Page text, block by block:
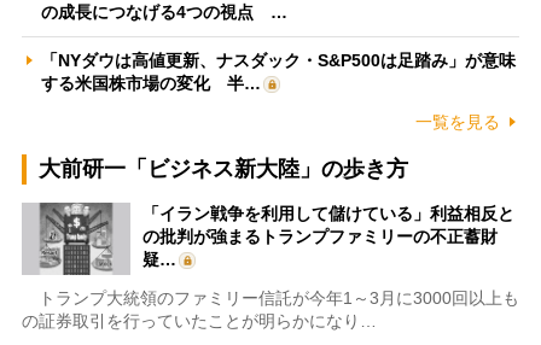
の成長につなげる4つの視点 …
「NYダウは高値更新、ナスダック・S&P500は足踏み」が意味
する米国株市場の変化 半…
一覧を見る
大前研一「ビジネス新大陸」の歩き方
「イラン戦争を利用して儲けている」利益相反と
の批判が強まるトランプファミリーの不正蓄財
疑…
トランプ大統領のファミリー信託が今年1～3月に3000回以上も
の証券取引を行っていたことが明らかになり…